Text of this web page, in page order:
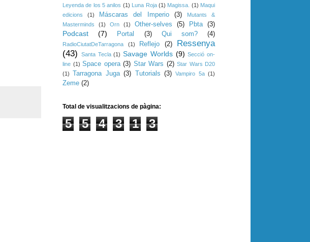
Leyenda de los 5 anilos (1) Luna Roja (1) Magissa. (1) Maqui
edicions
(1) Máscaras del Imperio (3)
Mutants &
Masterminds
(1) Orn (1) Other-selves (5) Pbta (3)
Podcast (7) Portal (3) Qui som? (4)
RadioCiutatDeTarragona (1) Reflejo (2)
Ressenya
(43)
Santa Tecla (1) Savage Worlds (9) Secció on-
line (1) Space opera (3) Star Wars (2) Star Wars D20
(1)
Tarragona Juga (3) Tutorials (3) Vampiro 5a (1)
Zeme (2)
Total de visualitzacions de pàgina:
5 5 4 3 1 3